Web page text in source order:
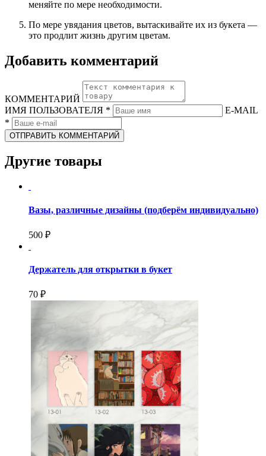
меняйте по мере необходимости.
По мере увядания цветов, вытаскивайте их из букета —
это продлит жизнь другим цветам.
Добавить комментарий
КОММЕНТАРИЙ
ИМЯ ПОЛЬЗОВАТЕЛЯ *
E-MAIL
*
ОТПРАВИТЬ КОММЕНТАРИЙ
Другие товары
Вазы, различные дизайны (подберём индивидуально)
500 ₽
Держатель для открытки в букет
70 ₽